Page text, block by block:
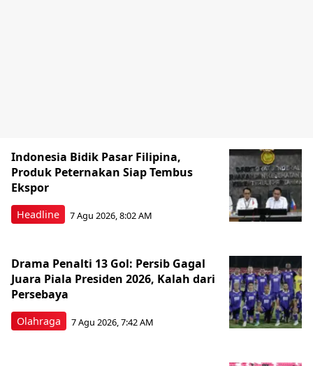
Headline
Indonesia Bidik Pasar Filipina,
Produk Peternakan Siap Tembus
Ekspor
7 Agu 2026, 8:02 AM
Olahraga
Drama Penalti 13 Gol: Persib Gagal
Juara Piala Presiden 2026, Kalah dari
Persebaya
7 Agu 2026, 7:42 AM